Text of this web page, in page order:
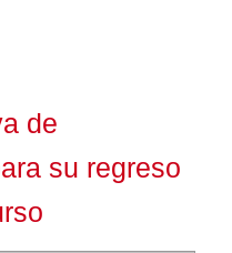
de
su regreso